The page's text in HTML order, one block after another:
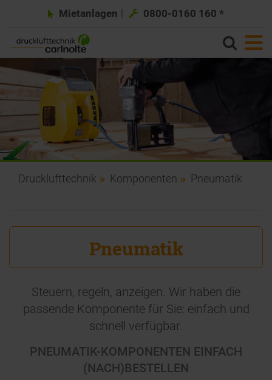
Mietanlagen 0800-0160 160 *
Drucklufttechnik Komponenten Pneumatik
Pneumatik
Steuern, regeln, anzeigen. Wir haben die
passende Komponente für Sie: einfach und
schnell verfügbar.
PNEUMATIK-KOMPONENTEN EINFACH
(NACH)BESTELLEN